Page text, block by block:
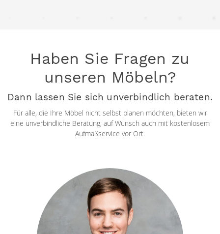
Haben Sie Fragen zu
unseren Möbeln?
Dann lassen Sie sich unverbindlich beraten.
Für alle, die Ihre Möbel nicht selbst planen möchten, bieten wir
eine unverbindliche Beratung, auf Wunsch auch mit kostenlosem
Aufmaßservice vor Ort.